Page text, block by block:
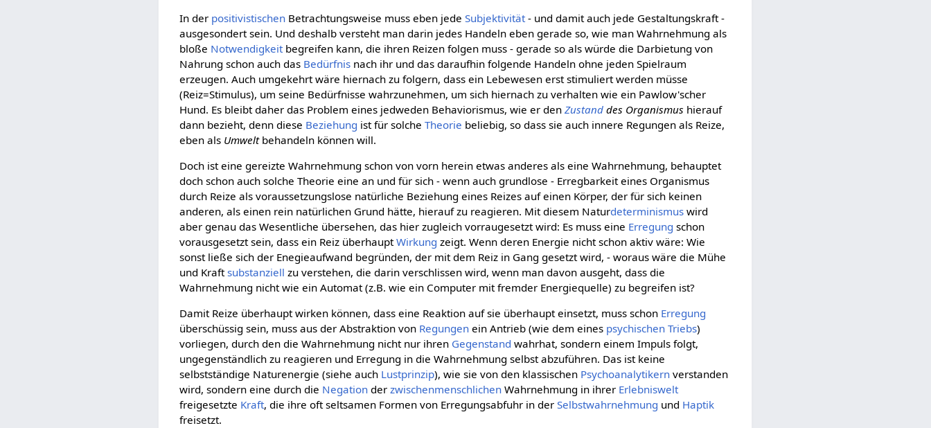
In der positivistischen Betrachtungsweise muss eben jedeSubjektivität - und damit auch jede Gestaltungskraft -
ausgesondert sein. Und deshalb versteht man darin jedes Handeln eben gerade so, wie man Wahrnehmung als
bloße Notwendigkeit begreifen kann, die ihren Reizen folgen muss - gerade so als würde die Darbietung von
Nahrung schon auch das Bedürfnis nach ihr und das daraufhin folgende Handeln ohne jeden Spielraum
erzeugen. Auch umgekehrt wäre hiernach zu folgern, dass ein Lebewesen erst stimuliert werden müsse
(Reiz=Stimulus), um seine Bedürfnisse wahrzunehmen, um sich hiernach zu verhalten wie ein Pawlow'scher
Hund. Es bleibt daher das Problem eines jedweden Behaviorismus, wie er denZustand des Organismus hierauf
dann bezieht, denn diese Beziehung ist für solcheTheorie beliebig, so dass sie auch innere Regungen als Reize,
eben als Umweltbehandeln können will.
Doch ist eine gereizte Wahrnehmung schon von vorn herein etwas anderes als eine Wahrnehmung, behauptet
doch schon auch solche Theorie eine an und für sich - wenn auch grundlose - Erregbarkeit eines Organismus
durch Reize als voraussetzungslose natürliche Beziehung eines Reizes auf einen Körper, der für sich keinen
anderen, als einen rein natürlichen Grund hätte, hierauf zu reagieren. Mit diesem Naturdeterminismus wird
aber genau das Wesentliche übersehen, das hier zugleich vorraugesetzt wird: Es muss eine Erregung schon
vorausgesetzt sein, dass ein Reiz überhauptWirkung zeigt. Wenn deren Energie nicht schon aktiv wäre: Wie
sonst ließe sich der Enegieaufwand begründen, der mit dem Reiz in Gang gesetzt wird, - woraus wäre die Mühe
und Kraftsubstanziell zu verstehen, die darin verschlissen wird, wenn man davon ausgeht, dass die
Wahrnehmung nicht wie ein Automat (z.B. wie ein Computer mit fremder Energiequelle) zu begreifen ist?
Damit Reize überhaupt wirken können, dass eine Reaktion auf sie überhaupt einsetzt, muss schon Erregung
überschüssig sein, muss aus der Abstraktion von Regungen ein Antrieb (wie dem eines psychischen Triebs)
vorliegen, durch den die Wahrnehmung nicht nur ihren Gegenstand wahrhat, sondern einem Impuls folgt,
ungegenständlich zu reagieren und Erregung in die Wahrnehmung selbst abzuführen. Das ist keine
selbstständige Naturenergie (siehe auch Lustprinzip), wie sie von den klassischen Psychoanalytikern verstanden
wird, sondern eine durch die Negation derzwischenmenschlichen Wahrnehmung in ihrer Erlebniswelt
freigesetzte Kraft, die ihre oft seltsamen Formen von Erregungsabfuhr in derSelbstwahrnehmung und Haptik
freisetzt.